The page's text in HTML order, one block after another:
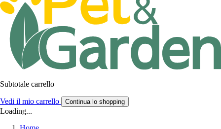
Subtotale carrello
Vedi il mio carrello Continua lo shopping
Loading...